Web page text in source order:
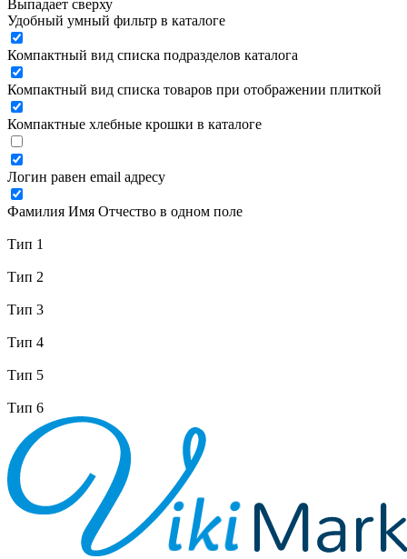
Выпадает сверху
Удобный умный фильтр в каталоге
Компактный вид списка подразделов каталога
Компактный вид списка товаров при отображении плиткой
Компактные хлебные крошки в каталоге
Логин равен email адресу
Фамилия Имя Отчество в одном поле
Тип 1
Тип 2
Тип 3
Тип 4
Тип 5
Тип 6